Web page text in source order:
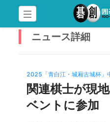
ニュース詳細
2025「青白江・城厢古城杯」
関連棋士が現
ベントに参加